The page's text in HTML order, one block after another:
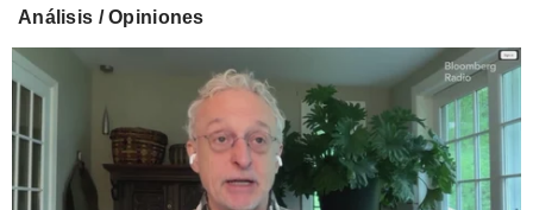
Análisis / Opiniones